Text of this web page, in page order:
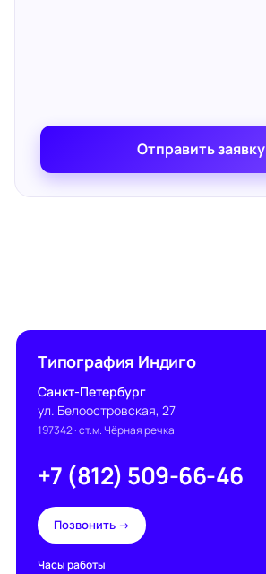
Отправить заявку
Типография Индиго
Санкт-Петербург
ул. Белоостровская, 27
197342· ст.м. Чёрная речка
+7 (812) 509-66-46
Позвонить →
Часы работы